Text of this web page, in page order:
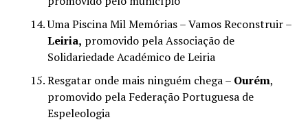
Uma Piscina Mil Memórias – Vamos Reconstruir –
Leiria, promovido pela Associação de
Solidariedade Académico de Leiria
Resgatar onde mais ninguém chega – Ourém,
promovido pela Federação Portuguesa de
Espeleologia